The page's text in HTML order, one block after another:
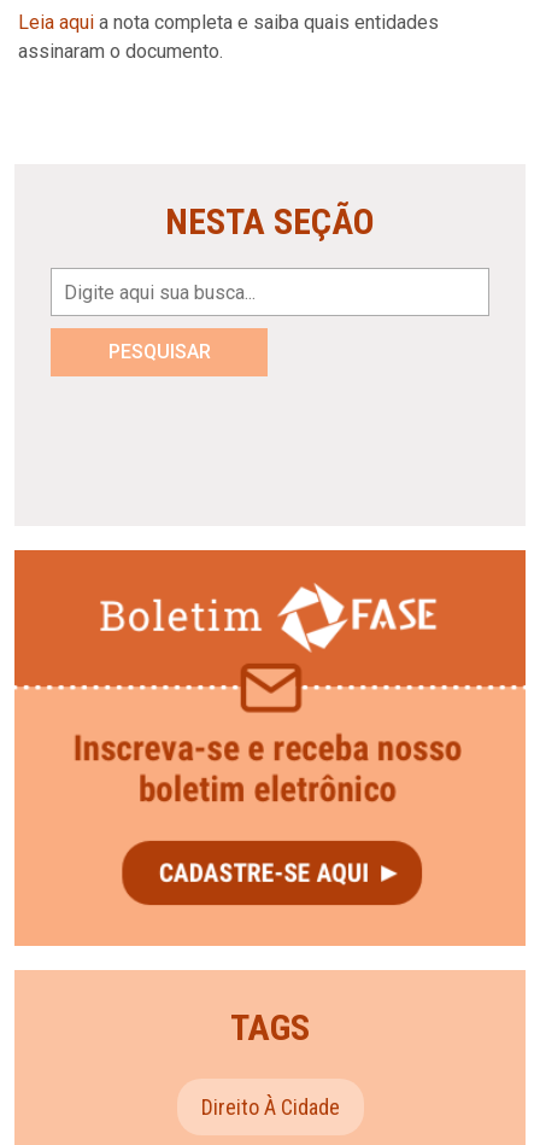
Leia aqui a nota completa e saiba quais entidades
assinaram o documento.
NESTA SEÇÃO
PESQUISAR
TAGS
Direito À Cidade